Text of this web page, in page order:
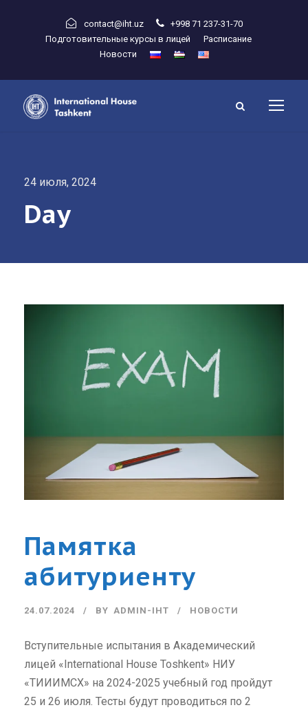
contact@iht.uz
+998 71 237-31-70
Подготовительные курсы в лицей
Расписание
Новости
24 июля, 2024
Day
Памятка
абитуриенту
24.07.2024 BY ADMIN-IHT НОВОСТИ
Вступительные испытания в Академический
лицей «International House Toshkent» НИУ
«ТИИИМСХ» на 2024-2025 учебный год пройдут
25 и 26 июля. Тесты будут проводиться по 2